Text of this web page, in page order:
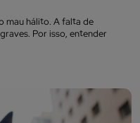
mau hálito. A falta de
Por isso, entender